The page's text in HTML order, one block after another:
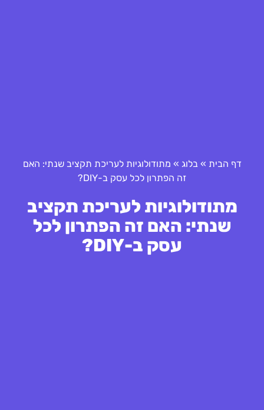
דף הבית »בלוג » מתודולוגיות לעריכת תקציב שנתי: האם
זה הפתרון לכל עסק ב-DIY?
מתודולוגיות לעריכת תקציב
שנתי: האם זה הפתרון לכל
עסק ב-DIY?